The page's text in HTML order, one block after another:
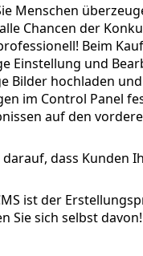
Menschen
Chancen der
Beim
Einstellung und
Bilder hochladen
im Control Panel
auf den
darauf, dass Kunden
ist der
Sie sich selbst davon!